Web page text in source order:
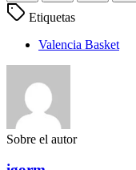
Etiquetas
Valencia Basket
Sobre el autor